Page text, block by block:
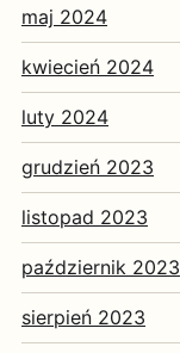
maj 2024
kwiecień 2024
luty 2024
grudzień 2023
listopad 2023
październik 2023
sierpień 2023